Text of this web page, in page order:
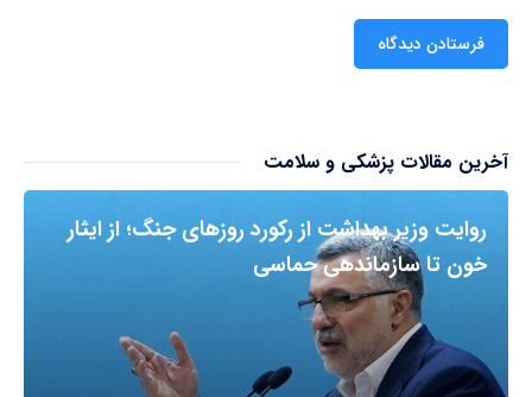
آخرین مقالات پزشکی و سلامت
روایت وزیر بهداشت از رکورد روزهای جنگ؛ از ایثار
خون تا سازماندهی حماسی